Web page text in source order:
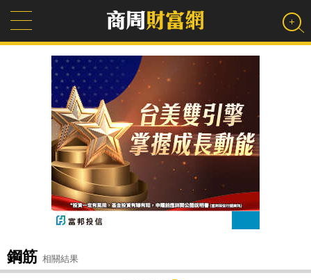
鋼筋 相關結果